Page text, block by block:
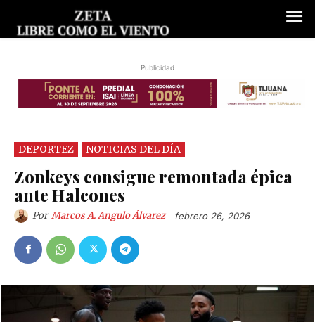
Publicidad
DEPORTEZ NOTICIAS DEL DÍA
Zonkeys consigue remontada épica
ante Halcones
Por Marcos A. Angulo Álvarez febrero 26, 2026